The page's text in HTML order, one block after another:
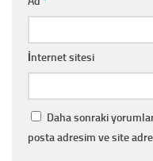
İnternet sitesi
Daha sonraki
posta adresim ve site